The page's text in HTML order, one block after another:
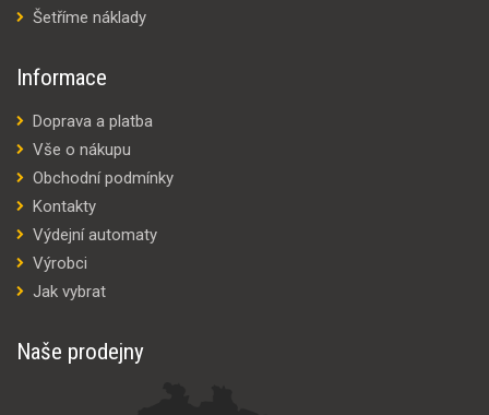
Šetříme náklady
Informace
Doprava a platba
Vše o nákupu
Obchodní podmínky
Kontakty
Výdejní automaty
Výrobci
Jak vybrat
Naše prodejny